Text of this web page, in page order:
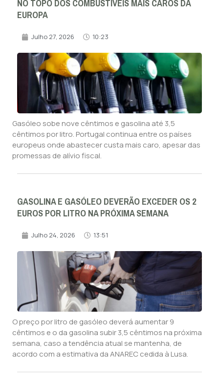
NO TOPO DOS COMBUSTÍVEIS MAIS CAROS DA
EUROPA
Julho 27, 2026 10:23
Gasóleo sobe nove cêntimos e gasolina até 3,5
cêntimos por litro. Portugal continua entre os países
europeus onde abastecer custa mais caro, apesar das
promessas de alívio fiscal.
GASOLINA E GASÓLEO DEVERÃO EXCEDER OS 2
EUROS POR LITRO NA PRÓXIMA SEMANA
Julho 24, 2026 13:51
O preço por litro de gasóleo deverá aumentar 9
cêntimos e o da gasolina subir 3,5 cêntimos na próxima
semana, caso a tendência atual se mantenha, de
acordo com a estimativa da ANAREC cedida à Lusa.